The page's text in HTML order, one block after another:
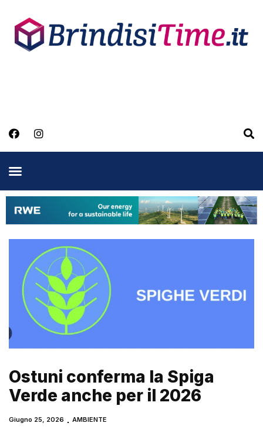
Ostuni conferma la Spiga
Verde anche per il 2026
Giugno 25, 2026 AMBIENTE